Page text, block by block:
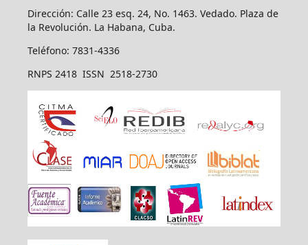
Dirección: Calle 23 esq. 24, No. 1463. Vedado. Plaza de
la Revolución. La Habana, Cuba.
Teléfono: 7831-4336
RNPS 2418 ISSN 2518-2730